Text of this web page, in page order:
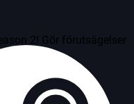
2! Gör förutsägelser